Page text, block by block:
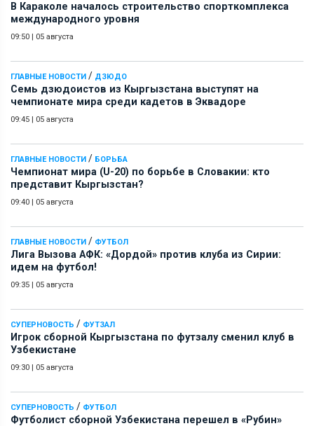
В Караколе началось строительство спорткомплекса
международного уровня
09:50 05 августа
ГЛАВНЫЕ НОВОСТИ / ДЗЮДО
Семь дзюдоистов из Кыргызстана выступят на
чемпионате мира среди кадетов в Эквадоре
09:45 05 августа
ГЛАВНЫЕ НОВОСТИ / БОРЬБА
Чемпионат мира (U-20) по борьбе в Словакии: кто
представит Кыргызстан?
09:40 05 августа
ГЛАВНЫЕ НОВОСТИ / ФУТБОЛ
Лига Вызова АФК: «Дордой» против клуба из Сирии:
идем на футбол!
09:35 05 августа
СУПЕРНОВОСТЬ / ФУТЗАЛ
Игрок сборной Кыргызстана по футзалу сменил клуб в
Узбекистане
09:30 05 августа
СУПЕРНОВОСТЬ / ФУТБОЛ
Футболист сборной Узбекистана перешел в «Рубин»